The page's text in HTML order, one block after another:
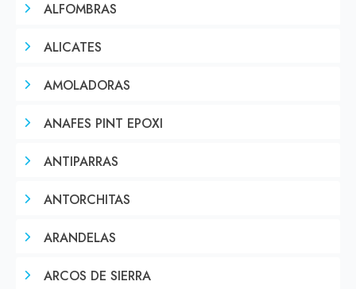
ALFOMBRAS
ALICATES
AMOLADORAS
ANAFES PINT EPOXI
ANTIPARRAS
ANTORCHITAS
ARANDELAS
ARCOS DE SIERRA